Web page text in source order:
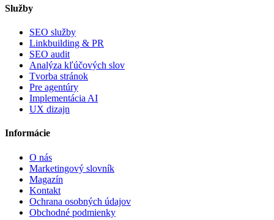
Služby
SEO služby
Linkbuilding & PR
SEO audit
Analýza kľúčových slov
Tvorba stránok
Pre agentúry
Implementácia AI
UX dizajn
Informácie
O nás
Marketingový slovník
Magazín
Kontakt
Ochrana osobných údajov
Obchodné podmienky